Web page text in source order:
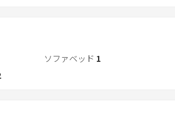
報をお伝え致します。
しております。
スクがございませんので、
かりすることができません。予めご了承
ソファベッド 1